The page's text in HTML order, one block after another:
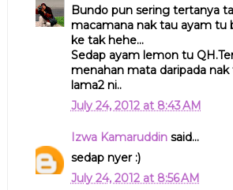
Bundo pun sering tertanya
macamana nak tau ayam tu
ke tak hehe...
Sedap ayam lemon tu
menahan mata daripada
lama2 ni..
July 24, 2012 at 8:43 AM
Izwa Kamaruddinsaid...
sedap nyer :)
July 24, 2012 at 8:56 AM